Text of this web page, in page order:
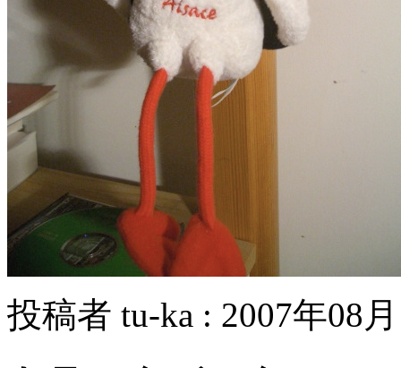
投稿者 tu-ka : 2007年08